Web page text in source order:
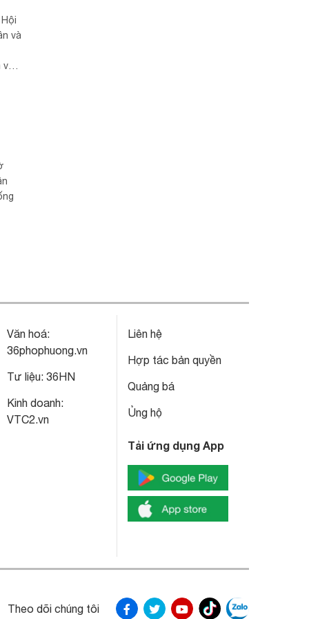
và
Văn hoá:
36phophuong.vn
Tư liệu: 36HN
Kinh doanh:
VTC2.vn
Liên hệ
Hợp tác bản quyền
Quảng bá
Ủng hộ
Tải ứng dụng App
Theo dõi chúng tôi